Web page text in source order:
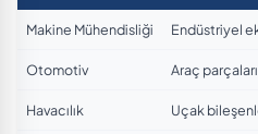
Makine Mühendisliği Endüstriyel
Otomotiv Araç
Havacılık Uçak